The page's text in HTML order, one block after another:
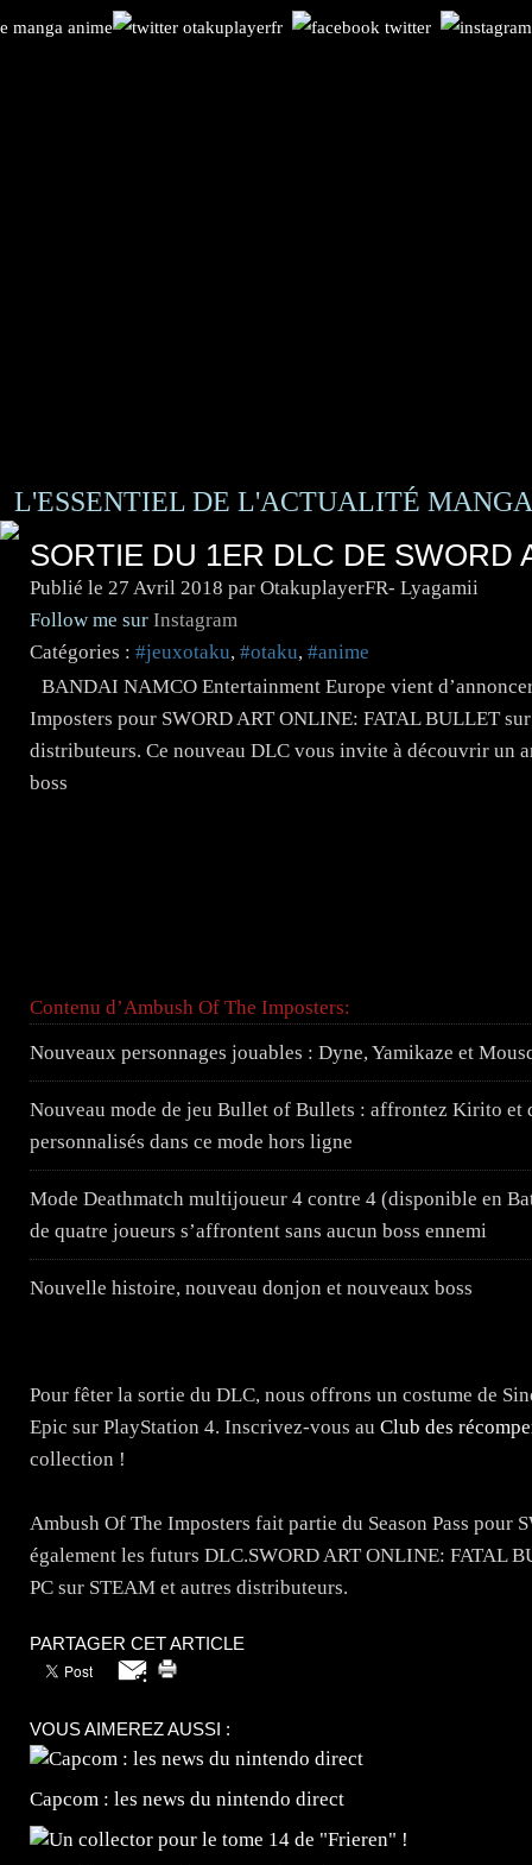
L'ESSENTIEL DE L'ACTUALITÉ
SORTIE DU 1ER DLC DE SWORD
Publié le 27 Avril 2018 par OtakuplayerFR- Lyagamii
Follow me sur Instagram
Catégories : #jeuxotaku, #otaku, #anime
BANDAI NAMCO Entertainment Europe vient
Imposters pour SWORD ART ONLINE: FATAL BULLET
distributeurs. Ce nouveau DLC vous invite à découvrir un
boss
Contenu d’Ambush Of The Imposters:
Nouveaux personnages jouables : Dyne, Yamikaze et
Nouveau mode de jeu Bullet of Bullets : affrontez Kirito et
personnalisés dans ce mode hors ligne
Mode Deathmatch multijoueur 4 contre 4 (disponible en
de quatre joueurs s’affrontent sans aucun boss ennemi
Nouvelle histoire, nouveau donjon et nouveaux boss
Pour fêter la sortie du DLC, nous offrons un costume de
Epic sur PlayStation 4. Inscrivez-vous au Club des
collection !
Ambush Of The Imposters fait partie du Season Pass
également les futurs DLC.SWORD ART ONLINE: FATAL
PC sur STEAM et autres distributeurs.
PARTAGER CET ARTICLE
VOUS AIMEREZ AUSSI :
Capcom : les news du nintendo direct